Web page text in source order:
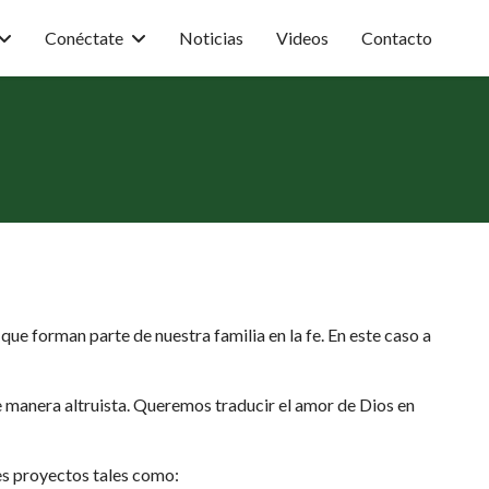
Conéctate Noticias Videos Contacto
forman parte de nuestra familia en la fe. En este caso a
altruista. Queremos traducir el amor de Dios en
proyectos tales como: